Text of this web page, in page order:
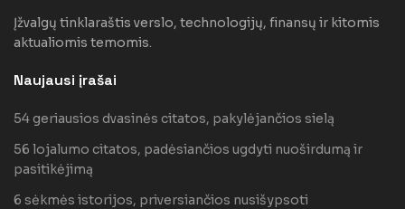
Įžvalgų tinklaraštis verslo, technologijų, finansų ir kitomis
aktualiomis temomis.
Naujausi įrašai
54 geriausios dvasinės citatos, pakylėjančios sielą
56 lojalumo citatos, padėsiančios ugdyti nuoširdumą ir
pasitikėjimą
6 sėkmės istorijos, priversiančios nusišypsoti